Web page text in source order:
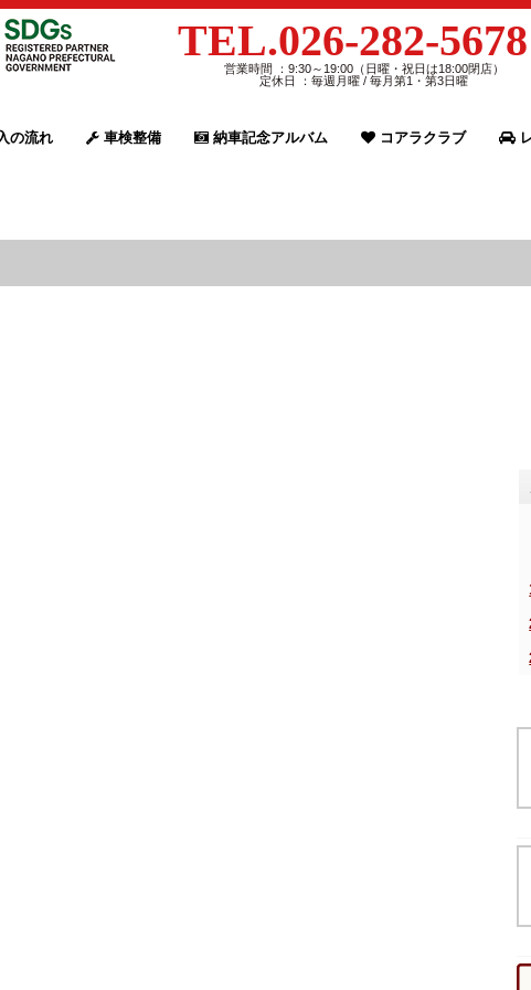
TEL.026-282-5678
営業時間 ：9:30～19:00（日曜・祝日は18:00閉店）
定休日 ：毎週月曜 / 毎月第1・第3日曜
の流れ 車検整備 納車記念アルバム コアラクラブ